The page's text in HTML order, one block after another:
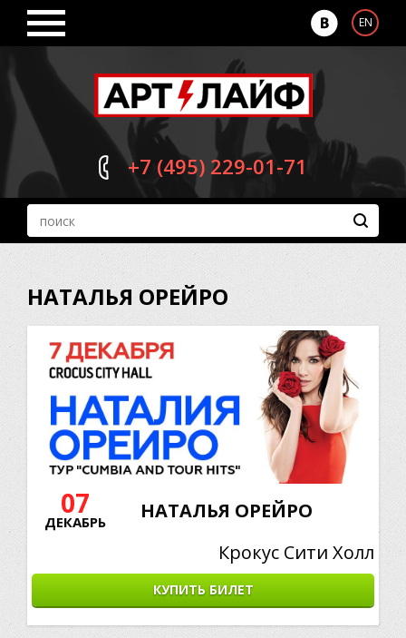
EN
+7 (495) 229-01-71
НАТАЛЬЯ ОРЕЙРО
07
ДЕКАБРЬ
НАТАЛЬЯ ОРЕЙРО
Крокус Сити Холл
КУПИТЬ БИЛЕТ